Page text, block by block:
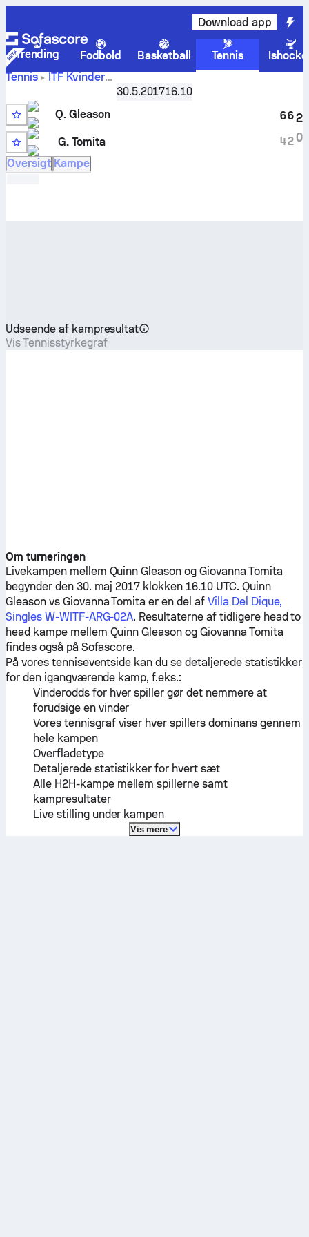
Download app
Trending Fodbold Basketball Tennis
Tennis
ITF Kvinder
Villa Del Dique, Singles W-WITF-ARG-02A
Gleason
30.5.201716.10
Q. Gleason
Q
G. Tomita
6
4
6
2
2
0
Oversigt Kampe
Udseende af kampresultat
Vis Tennisstyrkegraf
Om turneringen
Livekampen mellem Quinn Gleason ogGiovanna Tomita
begynder den 30. maj 2017 klokken 16.10 UTC. Quinn
Gleasonvs Giovanna Tomita er en del af Villa Del Dique,
Singles W-WITF-ARG-02A. Resultaterne af tidligere head to
head kampe mellem Quinn Gleason ogGiovanna Tomita
findes også på Sofascore.
På vores tenniseventside kan du se detaljerede statistikker
for den igangværende kamp, f.eks.:
Vinderodds for hver spiller gør det nemmere at
forudsige en vinder
Vores tennisgraf viser hver spillers dominans gennem
hele kampen
Overfladetype
Detaljerede statistikker for hvert sæt
Alle H2H-kampe mellem spillerne samt
kampresultater
Live stilling under kampen
Vis mere